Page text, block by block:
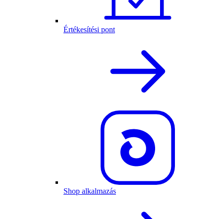
Értékesítési pont
Shop alkalmazás